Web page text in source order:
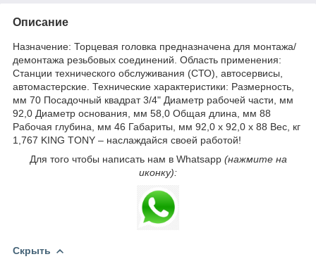
Описание
Назначение: Торцевая головка предназначена для монтажа/
демонтажа резьбовых соединений. Область применения:
Станции технического обслуживания (СТО), автосервисы,
автомастерские. Технические характеристики: Размерность,
мм 70 Посадочный квадрат 3/4" Диаметр рабочей части, мм
92,0 Диаметр основания, мм 58,0 Общая длина, мм 88
Рабочая глубина, мм 46 Габариты, мм 92,0 х 92,0 х 88 Вес, кг
1,767 KING TONY – наслаждайся своей работой!
Для того чтобы написать нам в Whatsapp (нажмите на
иконку):
Скрыть